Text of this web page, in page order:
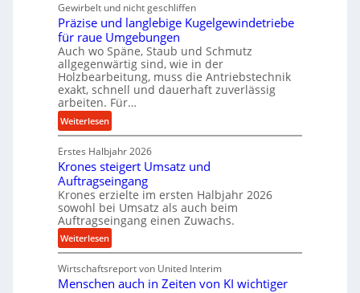
t
l
s
t
a
n
d
r
a
s
c
h
a
l
s
e
n
s
o
r
e
n
u
g
e
l
g
e
w
i
n
e
t
r
i
e
b
u
n
d
Gewirbelt und nicht geschliffen
Präzise und langlebige Kugelgewindetriebe
für raue Umgebungen
Auch wo Späne, Staub und Schmutz
allgegenwärtig sind, wie in der
Holzbearbeitung, muss die Antriebstechnik
exakt, schnell und dauerhaft zuverlässig
arbeiten. Für…
Weiterlesen:
P
r
ä
z
i
s
e
u
n
d
l
Erstes Halbjahr 2026
Krones steigert Umsatz und
Auftragseingang
Krones erzielte im ersten Halbjahr 2026
sowohl bei Umsatz als auch beim
Auftragseingang einen Zuwachs.
Weiterlesen:
K
r
o
Wirtschaftsreport von United Interim
Menschen auch in Zeiten von KI wichtiger